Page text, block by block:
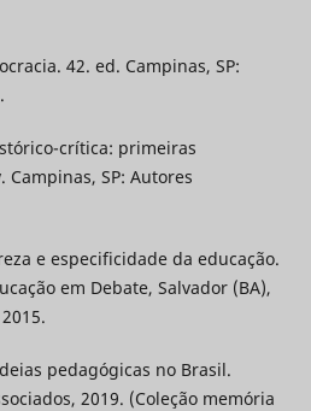
42. ed. Campinas, SP:
crítica: primeiras
Campinas, SP: Autores
e especificidade da educação.
em Debate, Salvador (BA),
pedagógicas no Brasil.
2019. (Coleção memória